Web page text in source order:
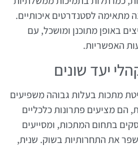
מתאימה לסטנדרטים איכותיים.
באופן מתוכנן ומושכל, עם
האפשריות.
יעד שונים
מתכות בעלות גבוהה משפיעים
הם מציעים פתרונות כלכליים
בתחום המתכות, ומסייעים
את התחרותיות בשוק. שנית,